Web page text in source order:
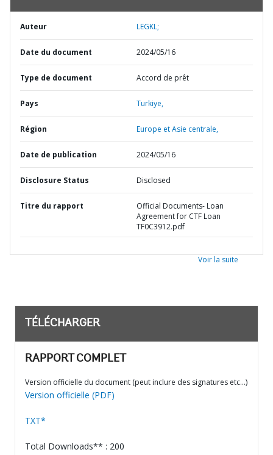
Auteur LEGKL;
Date du document 2024/05/16
Type de document Accord de prêt
Pays Turkiye,
Région Europe et Asie centrale,
Date de publication 2024/05/16
Disclosure Status Disclosed
Titre du rapport
Official Documents- Loan
Agreement for CTF Loan
TF0C3912.pdf
Voir la suite
TÉLÉCHARGER
RAPPORT COMPLET
Version officielle du document (peut inclure des signatures etc…)
Version officielle (PDF)
TXT*
Total Downloads** : 200